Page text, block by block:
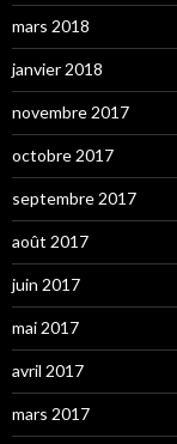
mars 2018
janvier 2018
novembre 2017
octobre 2017
septembre 2017
août 2017
juin 2017
mai 2017
avril 2017
mars 2017